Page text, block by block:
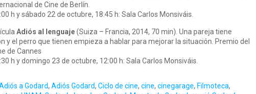
de Cine de Berlín.
h y sábado 22 de octubre, 18:45 h: Sala Carlos Monsiváis.
Adiós al lenguaje(Suiza – Francia, 2014, 70 min). Una pareja tiene
y el perro que tienen empieza a hablar para mejorar la situación. Premio del
de Cannes
h y domingo 23 de octubre, 12:00 h: Sala Carlos Monsiváis.
a Godard, Adiós Godard, Ciclo de cine, cine, cinegarage, Filmoteca,